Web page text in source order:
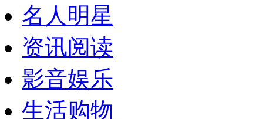
名人明星
资讯阅读
影音娱乐
生活购物